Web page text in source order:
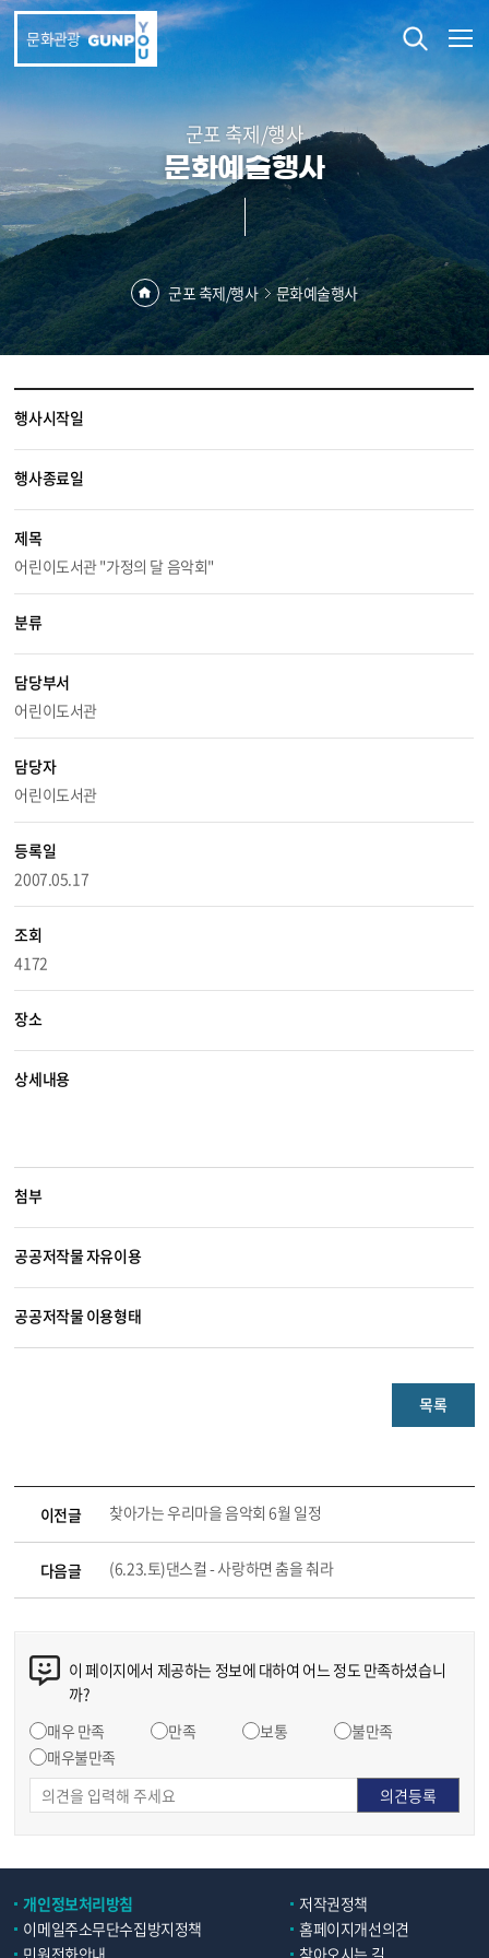
본문 바로가기
문화관광
군포 축제/행사
문화예술행사
군포 축제/행사 문화예술행사
행사시작일
행사종료일
제목
어린이도서관 "가정의 달 음악회"
분류
담당부서
어린이도서관
담당자
어린이도서관
등록일
2007.05.17
조회
4172
장소
상세내용
첨부
공공저작물 자유이용
공공저작물 이용형태
목록
이전글 찾아가는 우리마을 음악회 6월 일정
다음글 (6.23.토)댄스컬 - 사랑하면 춤을 춰라
이 페이지에서 제공하는 정보에 대하여 어느 정도 만족하셨습니
까?
매우 만족
만족 보통
불만족
매우불만족
개인정보처리방침
저작권정책
이메일주소무단수집방지정책
홈페이지개선의견